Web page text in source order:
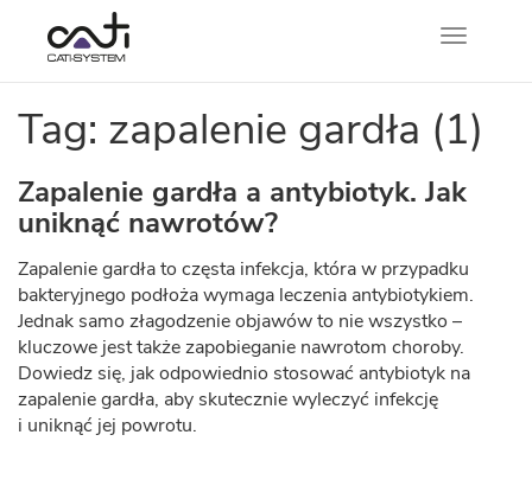
Tag: zapalenie gardła (1)
Zapalenie gardła a antybiotyk. Jak
uniknąć nawrotów?
Zapalenie gardła to częsta infekcja, która w przypadku
bakteryjnego podłoża wymaga leczenia antybiotykiem.
Jednak samo złagodzenie objawów to nie wszystko –
kluczowe jest także zapobieganie nawrotom choroby.
Dowiedz się, jak odpowiednio stosować antybiotyk na
zapalenie gardła, aby skutecznie wyleczyć infekcję
i uniknąć jej powrotu.